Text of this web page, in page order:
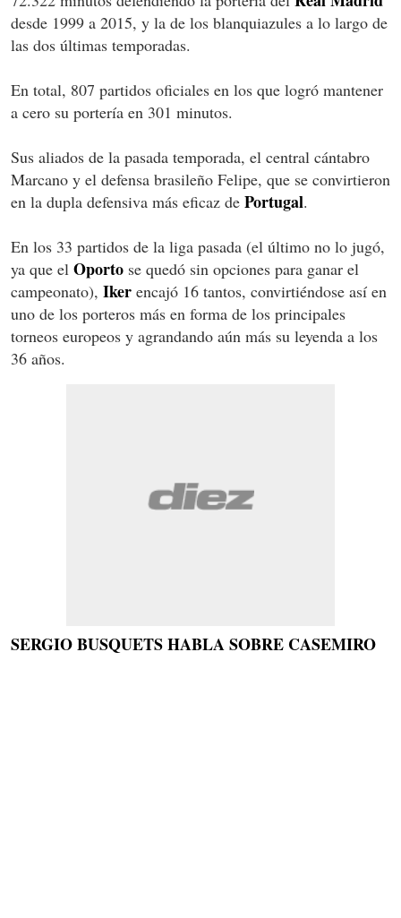
desde 1999 a 2015, y la de los blanquiazules a lo largo de
las dos últimas temporadas.
En total, 807 partidos oficiales en los que logró mantener
a cero su portería en 301 minutos.
Sus aliados de la pasada temporada, el central cántabro
Marcano y el defensa brasileño Felipe, que se convirtieron
en la dupla defensiva más eficaz de Portugal.
En los 33 partidos de la liga pasada (el último no lo jugó,
ya que el Oporto se quedó sin opciones para ganar el
campeonato), Iker encajó 16 tantos, convirtiéndose así en
uno de los porteros más en forma de los principales
torneos europeos y agrandando aún más su leyenda a los
36 años.
SERGIO BUSQUETS HABLA SOBRE CASEMIRO